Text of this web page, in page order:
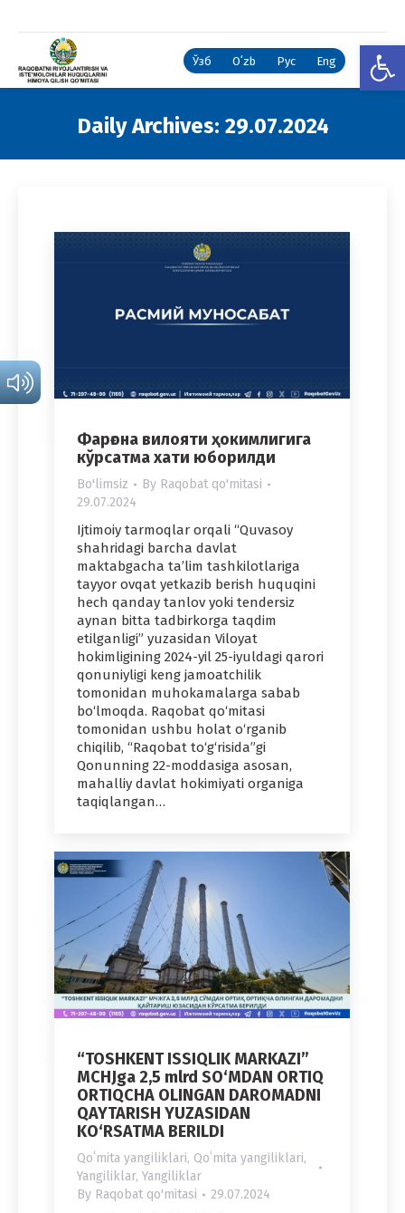
Ўзб Oʻzb Рус Eng
Daily Archives: 29.07.2024
Фарғона вилояти ҳокимлигига
кўрсатма хати юборилди
Bo'limsiz By Raqobat qo'mitasi
29.07.2024
Ijtimoiy tarmoqlar orqali “Quvasoy
shahridagi barcha davlat
maktabgacha ta’lim tashkilotlariga
tayyor ovqat yetkazib berish huquqini
hech qanday tanlov yoki tendersiz
aynan bitta tadbirkorga taqdim
etilganligi” yuzasidan Viloyat
hokimligining 2024-yil 25-iyuldagi qarori
qonuniyligi keng jamoatchilik
tomonidan muhokamalarga sabab
bo‘lmoqda. Raqobat qo‘mitasi
tomonidan ushbu holat o‘rganib
chiqilib, “Raqobat to‘g‘risida”gi
Qonunning 22-moddasiga asosan,
mahalliy davlat hokimiyati organiga
taqiqlangan…
“TOSHKENT ISSIQLIK MARKAZI”
MCHJga 2,5 mlrd SO‘MDAN ORTIQ
ORTIQCHA OLINGAN DAROMADNI
QAYTARISH YUZASIDAN
KO‘RSATMA BERILDI
Qoʻmita yangiliklari, Qoʻmita yangiliklari,
Yangiliklar, Yangiliklar
By Raqobat qo'mitasi 29.07.2024